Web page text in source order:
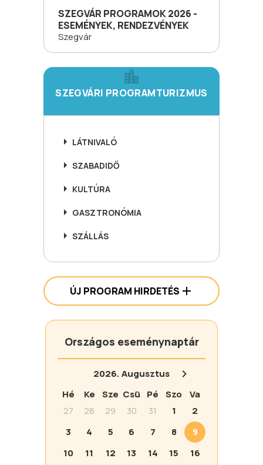
SZEGVÁR PROGRAMOK 2026 -
ESEMÉNYEK, RENDEZVÉNYEK
Szegvár
SZEGVÁRI PROGRAMTURIZMUS
LÁTNIVALÓ
SZABADIDŐ
KULTÚRA
GASZTRONÓMIA
SZÁLLÁS
ÚJ PROGRAM HIRDETÉS
Országos eseménynaptár
2026.Augusztus
Hé
Ke Sze Csü Pé Szo
Va
27
28 29 30 31 1
2
3
4 5 6 7 8
9
10
11 12 13 14 15
16